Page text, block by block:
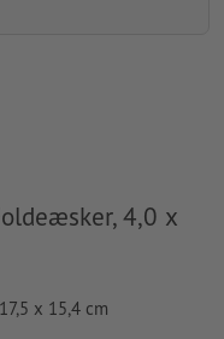
4,0 x
x 15,4 cm